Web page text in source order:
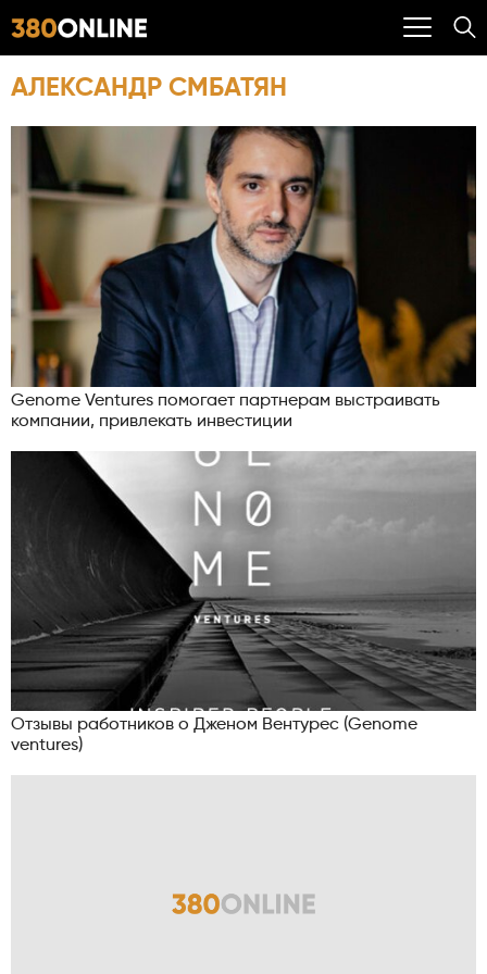
АЛЕКСАНДР СМБАТЯН
Genome Ventures помогает партнерам выстраивать
компании, привлекать инвестиции
Отзывы работников о Дженом Вентурес (Genome
ventures)